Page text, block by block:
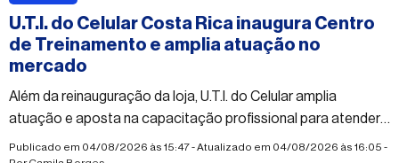
U.T.I. do Celular Costa Rica inaugura Centro
de Treinamento e amplia atuação no
mercado
Além da reinauguração da loja, U.T.I. do Celular amplia
atuação e aposta na capacitação profissional para atender
à crescente demanda do mercado
Publicado em 04/08/2026 às 15:47 - Atualizado em 04/08/2026 às 16:05 -